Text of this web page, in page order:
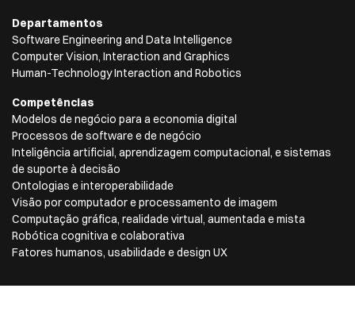
Departamentos
Software Engineering and Data Intelligence
Computer Vision, Interaction and Graphics
Human-Technology Interaction and Robotics
Competências
Modelos de negócio para a economia digital
Processos de software e de negócio
Inteligência artificial, aprendizagem computacional, e sistemas
de suporte à decisão
Ontologias e interoperabilidade
Visão por computador e processamento de imagem
Computação gráfica, realidade virtual, aumentada e mista
Robótica cognitiva e colaborativa
Fatores humanos, usabilidade e design UX